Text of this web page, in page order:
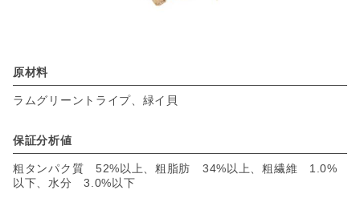
原材料
ラムグリーントライプ、緑イ貝
保証分析値
粗タンパク質 52%以上、粗脂肪 34%以上、粗繊維 1.0%
以下、水分 3.0%以下